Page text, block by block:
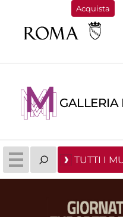
Acquista
GALLERIA
TUTTI I